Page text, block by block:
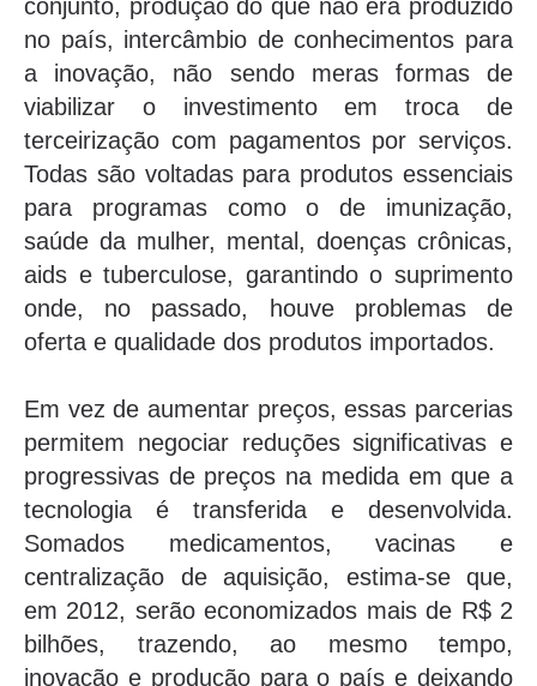
conjunto, produção do que não era produzido
no país, intercâmbio de conhecimentos para
a inovação, não sendo meras formas de
viabilizar o investimento em troca de
terceirização com pagamentos por serviços.
Todas são voltadas para produtos essenciais
para programas como o de imunização,
saúde da mulher, mental, doenças crônicas,
aids e tuberculose, garantindo o suprimento
onde, no passado, houve problemas de
oferta e qualidade dos produtos importados.
Em vez de aumentar preços, essas parcerias
permitem negociar reduções significativas e
progressivas de preços na medida em que a
tecnologia é transferida e desenvolvida.
Somados medicamentos, vacinas e
centralização de aquisição, estima-se que,
em 2012, serão economizados mais de R$ 2
bilhões, trazendo, ao mesmo tempo,
inovação e produção para o país e deixando